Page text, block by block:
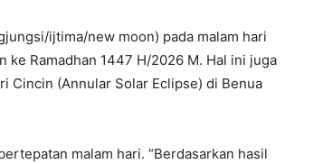
ijtima/new moon) pada malam hari
ke Ramadhan 1447 H/2026 M. Hal ini juga
Cincin (Annular Solar Eclipse) di Benua
malam hari. “Berdasarkan hasil